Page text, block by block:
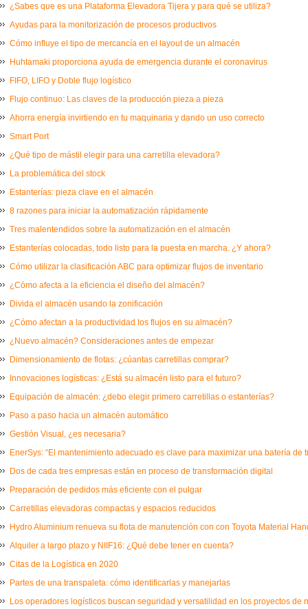
¿Sabes que es una Plataforma Elevadora Tijera y para qué se utiliza?
Ayudas para la monitorización de procesos productivos
Cómo influye el tipo de mercancía en el layout de un almacén
Huhtamaki proporciona ayuda de emergencia durante el coronavirus
FIFO, LIFO y Doble flujo logístico
Flujo continuo: Las claves de la producción pieza a pieza
Ahorra energía invirtiendo en tu maquinaria y dando un uso correcto
Smart Port
¿Qué tipo de mástil elegir para una carretilla elevadora?
La problemática del stock
Estanterías: pieza clave en el almacén
8 razones para iniciar la automatización rápidamente
Tres malentendidos sobre la automatización en el almacén
Estanterías colocadas, todo listo para la puesta en marcha. ¿Y ahora?
Cómo utilizar la clasificación ABC para optimizar flujos de inventario
¿Cómo afecta a la eficiencia el diseño del almacén?
Divida el almacén usando la zonificación
¿Cómo afectan a la productividad los flujos en su almacén?
¿Nuevo almacén? Consideraciones antes de empezar
Dimensionamiento de flotas: ¿cúantas carretillas comprar?
Innovaciones logísticas: ¿Está su almacén listo para el futuro?
Equipación de almacén: ¿debo elegir primero carretillas o estanterías?
Paso a paso hacia un almacén automático
Gestión Visual, ¿es necesaria?
EnerSys: “El mantenimiento adecuado es clave para maximizar una batería de
Dos de cada tres empresas están en proceso de transformación digital
Preparación de pedidos más eficiente con el pulgar
Carretillas elevadoras compactas y espacios reducidos
Hydro Aluminium renueva su flota de manutención con con Toyota Material
Alquiler a largo plazo y NIIF16: ¿Qué debe tener en cuenta?
Citas de la Logística en 2020
Partes de una transpaleta: cómo identificarlas y manejarlas
Los operadores logísticos buscan seguridad y versatilidad en los proyectos de